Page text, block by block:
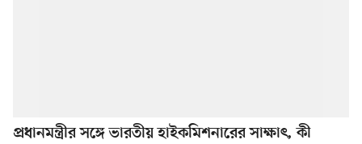
প্রধানমন্ত্রীর সঙ্গে ভারতীয় হাইকমিশনারের সাক্ষাৎ, কী